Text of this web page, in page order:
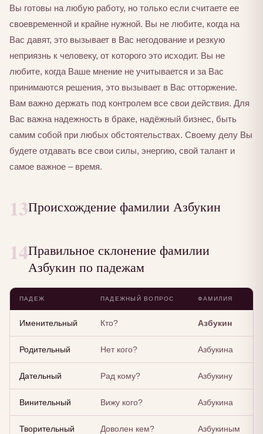
Вы готовы на любую работу, но только если считаете ее
своевременной и крайне нужной. Вы не любите, когда на
Вас давят, это вызывает в Вас негодование и резкую
неприязнь к человеку, от которого это исходит. Вы не
любите, когда Ваше мнение не учитывается и за Вас
принимаются решения, это вызывает в Вас отторжение.
Вам важно держать под контролем все свои действия. Для
Вас важна надежность в браке, надёжный бизнес, быть
самим собой при любых обстоятельствах. Своему делу Вы
будете отдавать все свои силы, энергию, свой талант и
самое важное – время.
13Происхождение фамилии Азбукин
14Правильное склонение фамилии
Азбукин по падежам
ПАДЕЖ ПАДЕЖНЫЙ ВОПРОС ФАМИЛИЯ
Именительный Кто? Азбукин
Родительный Нет кого? Азбукина
Дательный Рад кому? Азбукину
Винительный Вижу кого? Азбукина
Творительный Доволен кем? Азбукиным